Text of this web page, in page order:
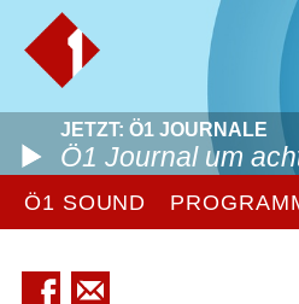
JETZT: Ö1 JOURNALE
Ö1 Journal um
Ö1 SOUND